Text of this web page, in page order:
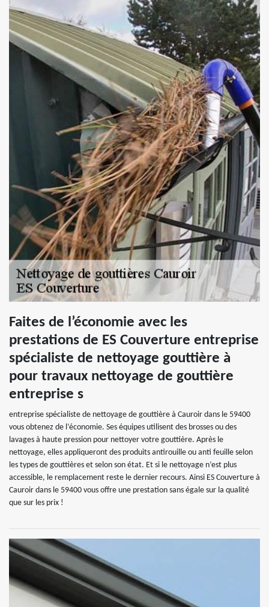
Faites de l’économie avec les
prestations de ES Couverture entreprise
spécialiste de nettoyage gouttière à
pour travaux nettoyage de gouttière
entreprise s
entreprise spécialiste de nettoyage de gouttière à Cauroir dans le 59400
vous obtenez de l’économie. Ses équipes utilisent des brosses ou des
lavages à haute pression pour nettoyer votre gouttière. Après le
nettoyage, elles appliqueront des produits antirouille ou anti feuille selon
les types de gouttières et selon son état. Et si le nettoyage n’est plus
accessible, le remplacement reste le dernier recours. Ainsi ES Couverture à
Cauroir dans le 59400 vous offre une prestation sans égale sur la qualité
que sur les prix !